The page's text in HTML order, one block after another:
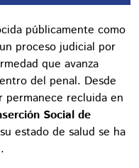
públicamente como
proceso judicial por
que avanza
del penal. Desde
permanece recluida en
Social de
estado de salud se ha